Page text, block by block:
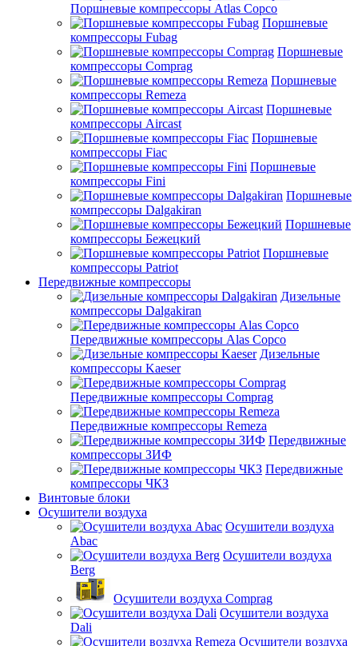
Поршневые компрессоры Atlas Copco
Поршневые
компрессоры Fubag
Поршневые
компрессоры Comprag
Поршневые
компрессоры Remeza
Поршневые
компрессоры Aircast
Поршневые
компрессоры Fiac
Поршневые
компрессоры Fini
Поршневые
компрессоры Dalgakiran
Поршневые
компрессоры Бежецкий
Поршневые
компрессоры Patriot
Передвижные компрессоры
Дизельные
компрессоры Dalgakiran
Передвижные компрессоры Alas Copco
Дизельные
компрессоры Kaeser
Передвижные компрессоры Comprag
Передвижные компрессоры Remeza
Передвижные
компрессоры ЗИФ
Передвижные
компрессоры ЧКЗ
Винтовые блоки
Осушители воздуха
Осушители воздуха
Abac
Осушители воздуха
Berg
Осушители воздуха Comprag
Осушители воздуха
Dali
Осушители воздуха